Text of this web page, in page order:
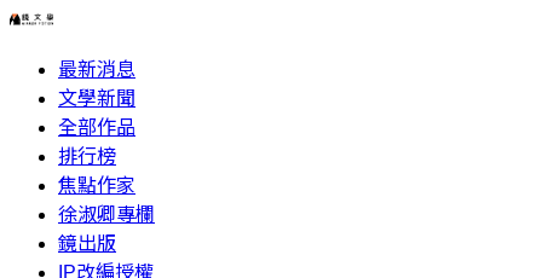
最新消息
文學新聞
全部作品
排行榜
焦點作家
徐淑卿專欄
鏡出版
IP改編授權